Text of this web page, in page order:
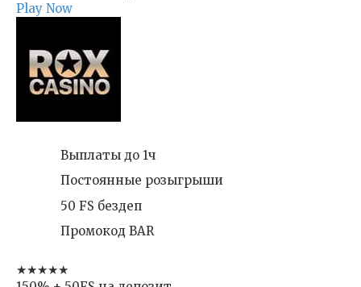
Play Now
Выплаты до 1ч
Постоянные розыгрыши
50 FS бездеп
Промокод BAR
★★★★★